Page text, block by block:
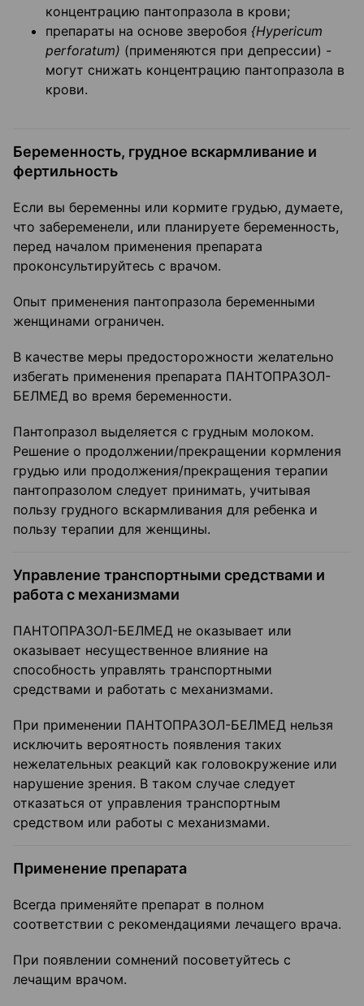
концентрацию пантопразола в крови;
препараты на основе зверобоя {Hypericum
perforatum) (применяются при депрессии) -
могут снижать концентрацию пантопразола в
крови.
Беременность, грудное вскармливание и
фертильность
Если вы беременны или кормите грудью, думаете,
что забеременели, или планируете беременность,
перед началом применения препарата
проконсультируйтесь с врачом.
Опыт применения пантопразола беременными
женщинами ограничен.
В качестве меры предосторожности желательно
избегать применения препарата ПАНТОПРАЗОЛ-
БЕЛМЕД во время беременности.
Пантопразол выделяется с грудным молоком.
Решение о продолжении/прекращении кормления
грудью или продолжения/прекращения терапии
пантопразолом следует принимать, учитывая
пользу грудного вскармливания для ребенка и
пользу терапии для женщины.
Управление транспортными средствами и
работа с механизмами
ПАНТОПРАЗОЛ-БЕЛМЕД не оказывает или
оказывает несущественное влияние на
способность управлять транспортными
средствами и работать с механизмами.
При применении ПАНТОПРАЗОЛ-БЕЛМЕД нельзя
исключить вероятность появления таких
нежелательных реакций как головокружение или
нарушение зрения. В таком случае следует
отказаться от управления транспортным
средством или работы с механизмами.
Применение препарата
Всегда применяйте препарат в полном
соответствии с рекомендациями лечащего врача.
При появлении сомнений посоветуйтесь с
лечащим врачом.